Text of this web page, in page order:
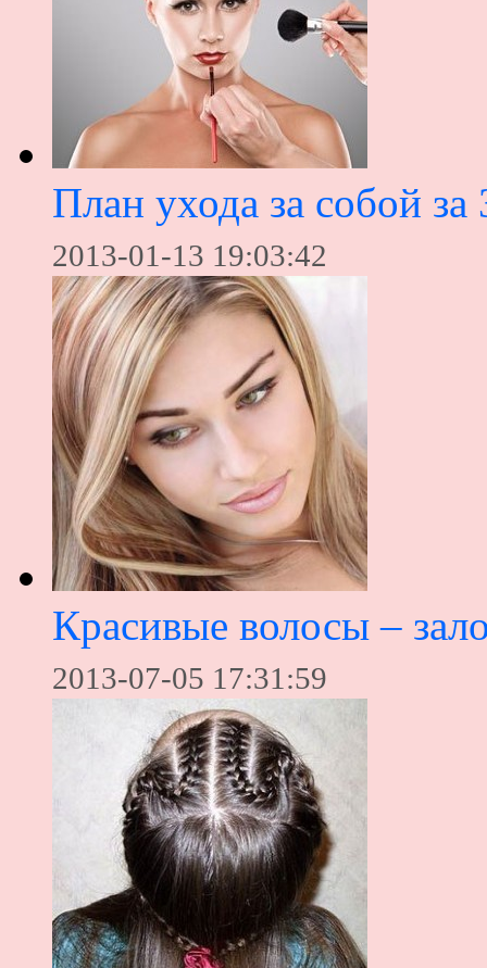
План ухода за собой
2013-01-13 19:03:42
Красивые волосы –
2013-07-05 17:31:59